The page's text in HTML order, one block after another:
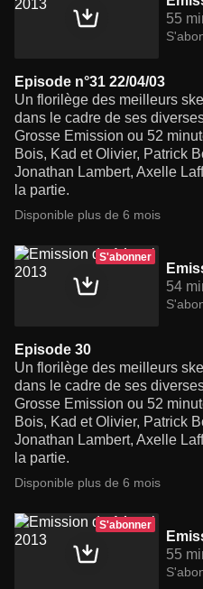
55
Episode n°31 22/04/03
Un florilège des meilleurs
dans le cadre de ses
Grosse Emission ou 52
Bois, Kad et Olivier, Patrick
Jonathan Lambert, Axelle
la partie.
Disponible plus de 6 mois
S'abonner
54
Episode 30
Un florilège des meilleurs
dans le cadre de ses
Grosse Emission ou 52
Bois, Kad et Olivier, Patrick
Jonathan Lambert, Axelle
la partie.
Disponible plus de 6 mois
S'abonner
55